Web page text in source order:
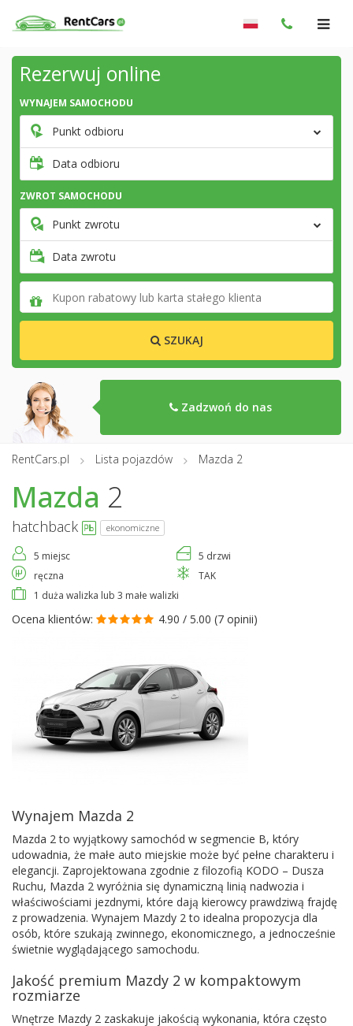
Rezerwuj online
WYNAJEM SAMOCHODU
Punkt odbioru
Data odbioru
ZWROT SAMOCHODU
Punkt zwrotu
Data zwrotu
SZUKAJ
Zadzwoń do nas
RentCars.pl Lista pojazdów Mazda 2
Mazda 2
hatchback ekonomiczne
5 miejsc
5 drzwi
ręczna
TAK
1 duża walizka lub 3 małe walizki
Ocena klientów: 4.90 / 5.00 (7 opinii)
Wynajem Mazda 2
Mazda 2 to wyjątkowy samochód w segmencie B, który
udowadnia, że małe auto miejskie może być pełne charakteru i
elegancji. Zaprojektowana zgodnie z filozofią KODO – Dusza
Ruchu, Mazda 2 wyróżnia się dynamiczną linią nadwozia i
właściwościami jezdnymi, które dają kierowcy prawdziwą frajdę
z prowadzenia. Wynajem Mazdy 2 to idealna propozycja dla
osób, które szukają zwinnego, ekonomicznego, a jednocześnie
świetnie wyglądającego samochodu.
Jakość premium Mazdy 2 w kompaktowym
rozmiarze
Wnętrze Mazdy 2 zaskakuje jakością wykonania, która często